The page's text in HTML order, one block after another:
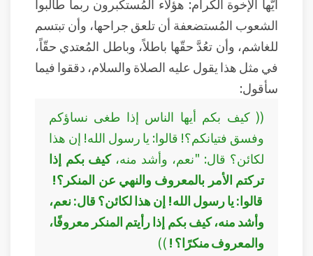
الشعوب المُستضعفة أن تلعق جراحها، وأن تبتسم
للغاشم، وأن تعُدَّ حقّها باطلاً، وباطل المُعتدي حقّاً،
في مثل هذا يقول عليه الصلاة والسلام، دققوا فيما
سأقول:
(( كيف بكم أيها الناس إذا طغى نساؤكم
وفسق فتيانكم؟! قالوا: يا رسول الله! إن هذا
لكائن؟ قال: "نعم، وأشد منه،كيف بكم إذا
تركتم الأمر بالمعروف والنهي عن المنكر؟!
قالوا: يا رسول الله! إن هذا لكائن؟ قال: نعم،
وأشد منه، كيف بكم إذا رأيتم المنكر معروفًا،
والمعروف منكرًا؟ !))